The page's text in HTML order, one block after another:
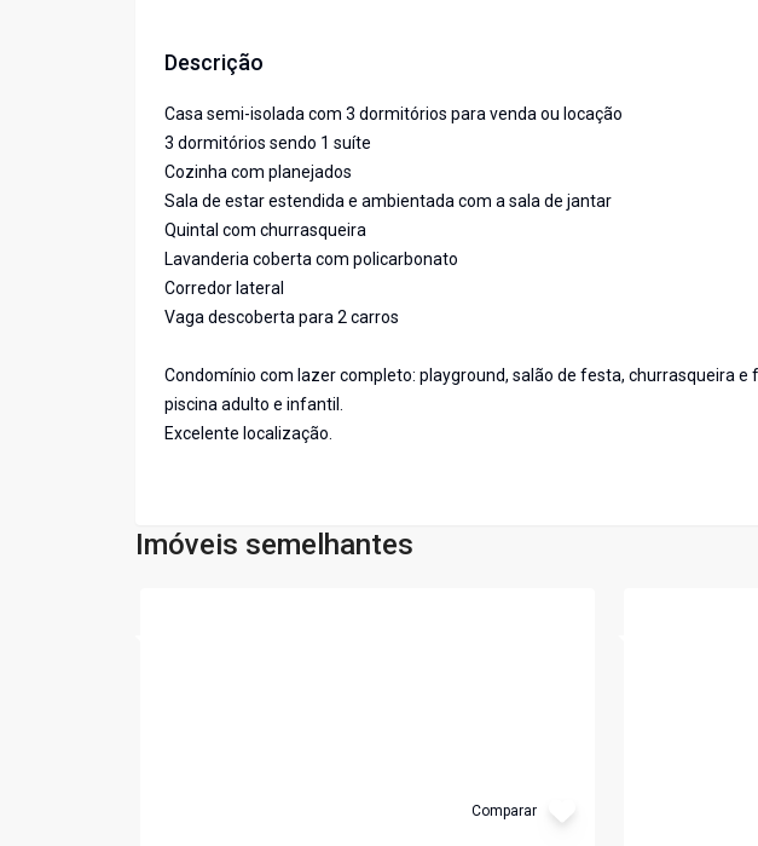
Descrição
Casa semi-isolada com 3 dormitórios para venda ou locação
3 dormitórios sendo 1 suíte
Cozinha com planejados
Sala de estar estendida e ambientada com a sala de jantar
Quintal com churrasqueira
Lavanderia coberta com policarbonato
Corredor lateral
Vaga descoberta para 2 carros
Condomínio com lazer completo: playground, salão de festa, churrasqueira
piscina adulto e infantil.
Excelente localização.
Imóveis semelhantes
Comparar